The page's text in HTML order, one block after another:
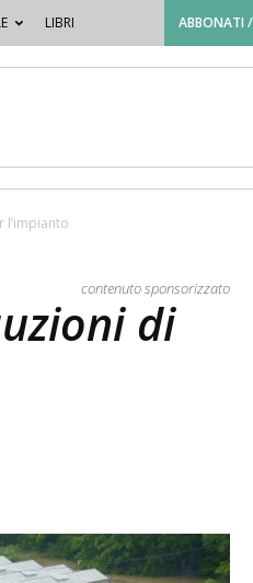
LIBRI ABBONATI
l’impianto
contenuto sponsorizzato
di